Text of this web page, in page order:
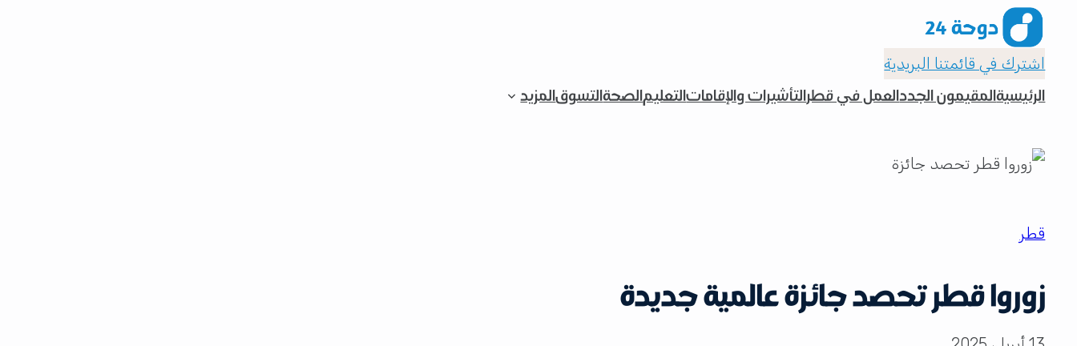
اشترك في قائمتنا البريدية
الرئيسيةالمقيمون الجددالعمل في قطرالتأشيرات والإقاماتالتعليمالصحةالتسوقالمزيد
قطر
زوروا قطر تحصد جائزة عالمية جديدة